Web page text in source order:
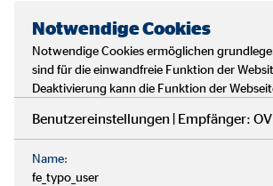
Notwendige Cookies
Notwendige Cookies ermöglichen
sind für die einwandfreie Funktion der
Deaktivierung kann die Funktion der
Benutzereinstellungen | Empfänger:
Name:
fe_typo_user